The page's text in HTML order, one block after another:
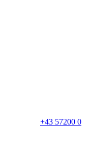
+43 57200 0